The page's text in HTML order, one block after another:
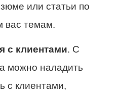
или статьи по
вас темам.
с клиентами. С
можно наладить
с клиентами,